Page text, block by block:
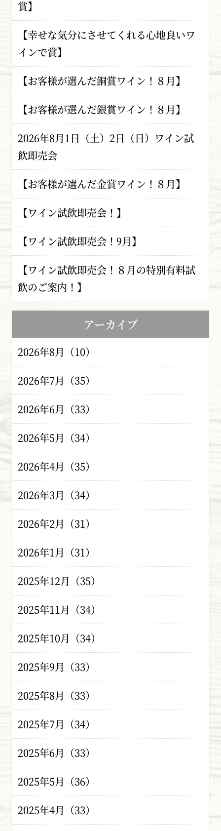
賞】
【幸せな気分にさせてくれる心地良いワ
インで賞】
【お客様が選んだ銅賞ワイン！８月】
【お客様が選んだ銀賞ワイン！８月】
2026年8月1日（土）2日（日）ワイン試
飲即売会
【お客様が選んだ金賞ワイン！８月】
【ワイン試飲即売会！】
【ワイン試飲即売会！9月】
【ワイン試飲即売会！８月の特別有料試
飲のご案内！】
アーカイブ
2026年8月（10）
2026年7月（35）
2026年6月（33）
2026年5月（34）
2026年4月（35）
2026年3月（34）
2026年2月（31）
2026年1月（31）
2025年12月（35）
2025年11月（34）
2025年10月（34）
2025年9月（33）
2025年8月（33）
2025年7月（34）
2025年6月（33）
2025年5月（36）
2025年4月（33）